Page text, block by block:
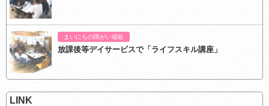
まいにちの障がい福祉
放課後等デイサービスで「ライフスキル講座」
LINK